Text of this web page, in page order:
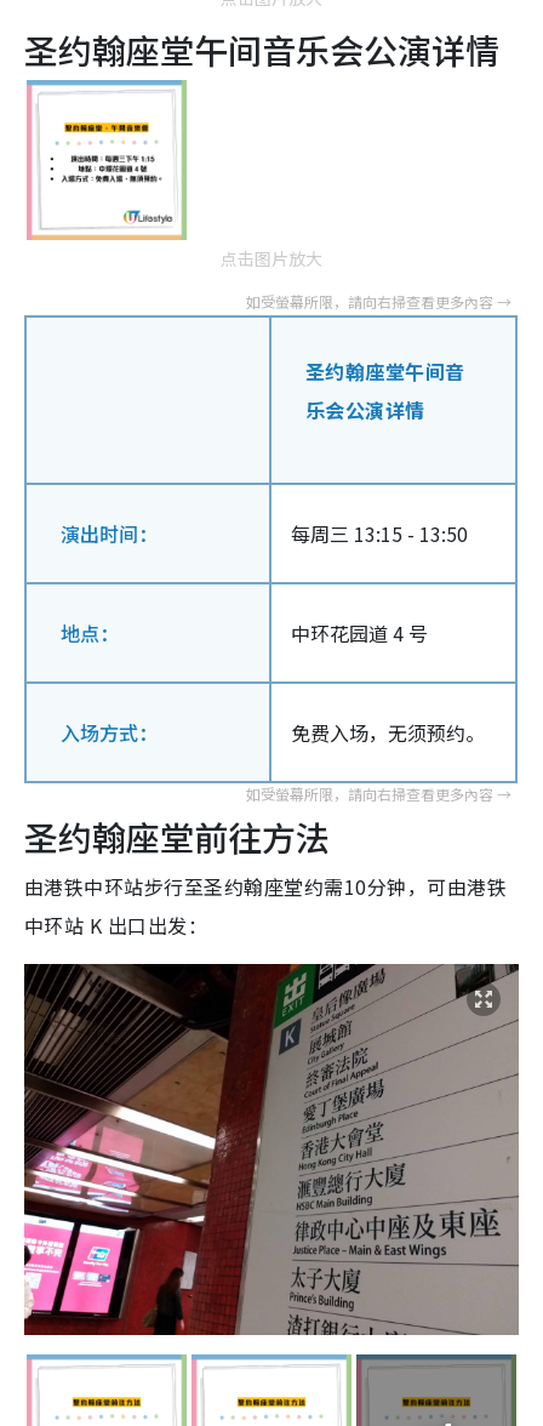
圣约翰座堂午间音乐会公演详情
点击图片放大
圣约翰座堂午间音
乐会公演详情
演出时间： 每周三 13:15 - 13:50
地点： 中环花园道 4 号
入场方式： 免费入场，无须预约。
圣约翰座堂前往方法
由港铁中环站步行至圣约翰座堂约需10分钟，可由港铁
中环站 K 出口出发：